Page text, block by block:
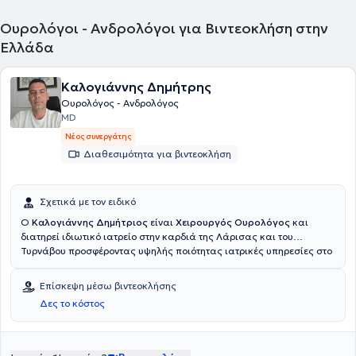
εξωτερικό τις οποίες εφαρμόζει στην καθημερινή ιατρική πράξη.
Ουρολόγοι - Ανδρολόγοι για Βιντεοκλήση στην
Ελλάδα
Καλογιάννης Δημήτρης
Ουρολόγος - Ανδρολόγος
MD
Νέος συνεργάτης
Διαθεσιμότητα για βιντεοκλήση
Σχετικά με τον ειδικό
Ο Καλογιάννης Δημήτριος είναι Χειρουργός Ουρολόγος και
διατηρεί ιδιωτικό ιατρείο στην καρδιά της Λάρισας και του
Τυρνάβου προσφέροντας υψηλής ποιότητας ιατρικές υπηρεσίες στο
University of Plovdiv (2005), ο κ. Καλογιάννης απέκτησε την
ειδικότητα του Χειρουργού Ουρολόγου το 2018.Η επαγγελματική του
πορεία περιλαμβάνει θητεία ως ειδικευόμενος Χειρουργικής στο
Γενικό Νοσοκομείο Λαμίας, καθώς και ως ειδικευόμενος
Λάρισας, όπου ανέπτυξε εξειδικευμένη εμπειρία σε όλο το φάσμα
Επίσκεψη μέσω βιντεοκλήσης
Δες το κόστος